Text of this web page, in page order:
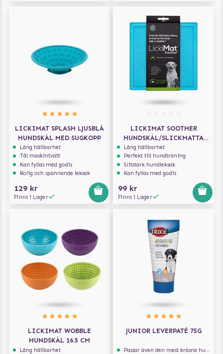
LICKIMAT SPLASH LJUSBLÅ
HUNDSKÅL MED SUGKOPP
Lång hållbarhet
Tål maskintvätt
Kan fyllas med godis
Rolig och spännande leksak
129 kr
Finns i Lager
LICKIMAT SOOTHER
HUNDSKÅL/SLICKMATTA
LJUSBLÅ 20X20
Lång hållbarhet
Perfekt till hundträning
Slitstark hundleksak
Kan fyllas med godis
99 kr
Finns i Lager
LICKIMAT WOBBLE
HUNDSKÅL 16.5 CM
Lång hållbarhet
JUNIOR LEVERPATÉ 75G
Passar även den mest kräsna hunden